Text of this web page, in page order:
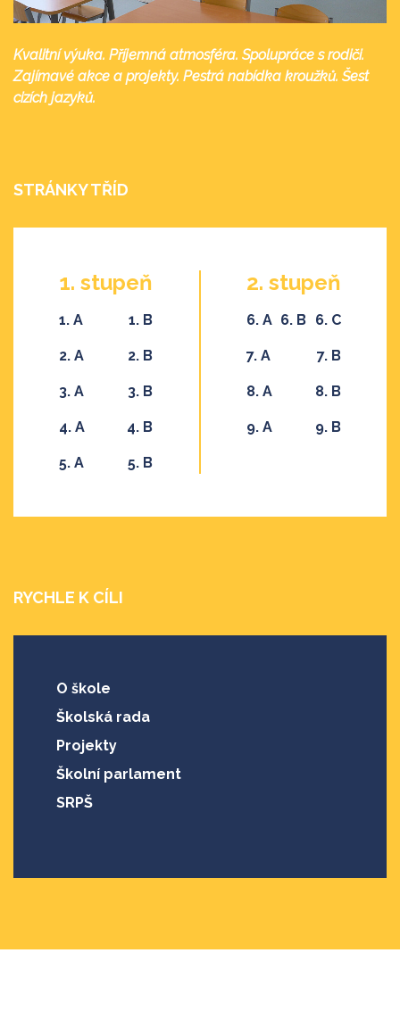
Kvalitní výuka. Příjemná atmosféra. Spolupráce s rodiči.
Zajímavé akce a projekty. Pestrá nabídka kroužků. Šest
cizích jazyků.
STRÁNKY TŘÍD
1. stupeň
1. A 1. B
2. A 2. B
3. A 3. B
4. A 4. B
5. A 5. B
2. stupeň
6. A 6. B 6. C
7. A 7. B
8. A 8. B
9. A 9. B
RYCHLE K CÍLI
O škole
Školská rada
Projekty
Školní parlament
SRPŠ